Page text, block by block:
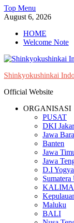
Skip
to
Top Menu
August 6, 2026
HOME
Welcome Note
Shinkyokushinkai
Official Website
ORGANISASI
PUSAT
DKI
Jawa
Banten
Jawa
Jawa
D.I
Sumatera
Maluku
BALI